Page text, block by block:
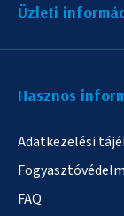
Üzleti
Hasznos
Adatkezelési
FAQ